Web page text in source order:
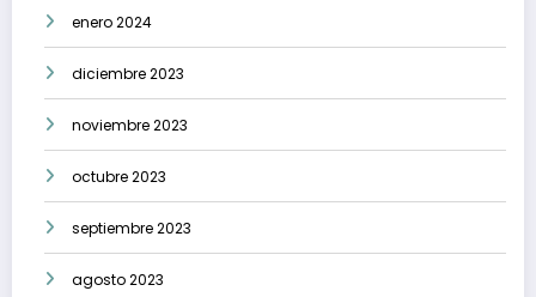
enero 2024
diciembre 2023
noviembre 2023
octubre 2023
septiembre 2023
agosto 2023